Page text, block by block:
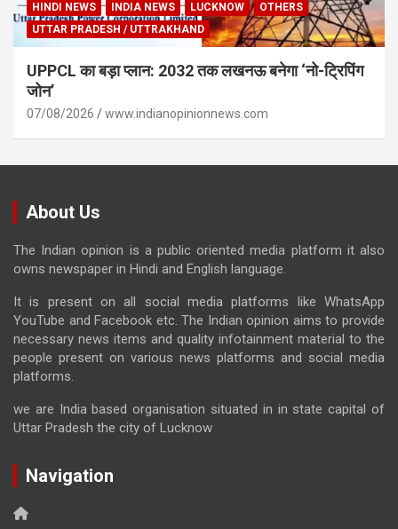
HINDI NEWS INDIA NEWS LUCKNOW
OTHERS
UTTAR PRADESH / UTTRAKHAND
UPPCL का बड़ा प्लान: 2032 तक लखनऊ बनेगा ‘नो-ट्रिपिंग
जोन’
07/08/2026 www.indianopinionnews.com
About Us
The Indian opinion is a public oriented media platform it also
owns newspaper in Hindi and English language.
It is present on all social media platforms like WhatsApp
YouTube and Facebook etc. The Indian opinion aims to provide
necessary news items and quality infotainment material to the
people present on various news platforms and social media
platforms.
we are India based organisation situated in in state capital of
Uttar Pradesh the city of Lucknow
Navigation